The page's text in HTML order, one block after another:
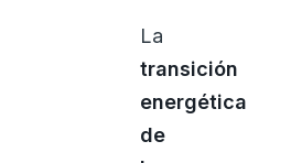
La
transición
energética
de